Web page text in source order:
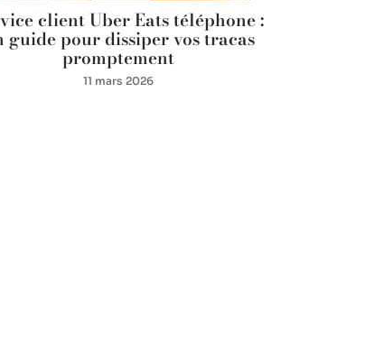
client Uber Eats téléphone :
guide pour dissiper vos tracas
promptement
11 mars 2026